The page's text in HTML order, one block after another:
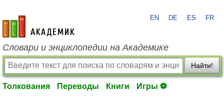
academic.ru
EN DE ES FR
Словари и энциклопедии на Академике
Найти!
Толкования Переводы Книги Игры ⚽